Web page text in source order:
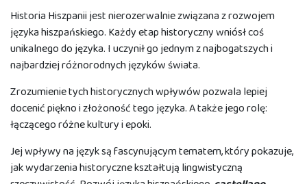
Historia Hiszpanii jest nierozerwalnie związana z rozwojem
języka hiszpańskiego. Każdy etap historyczny wniósł coś
unikalnego do języka. I uczynił go jednym z najbogatszych i
najbardziej różnorodnych języków świata.
Zrozumienie tych historycznych wpływów pozwala lepiej
docenić piękno i złożoność tego języka. A także jego rolę:
łączącego różne kultury i epoki.
Jej wpływy na język są fascynującym tematem, który pokazuje,
jak wydarzenia historyczne kształtują lingwistyczną